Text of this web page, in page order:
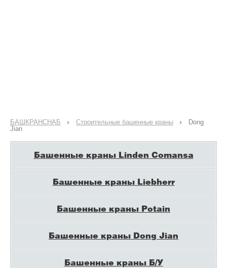
БАШКРАНСНАБ Строительные башенные краны
Dong
Jian
Башенные краны Linden Comansa
Башенные краны Liebherr
Башенные краны Potain
Башенные краны Dong Jian
Башенные краны Б/У